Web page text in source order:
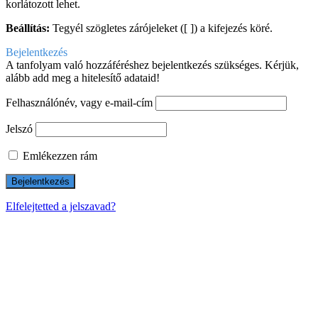
korlátozott lehet.
Beállítás: Tegyél szögletes zárójeleket ([ ]) a kifejezés köré.
Bejelentkezés
A tanfolyam való hozzáféréshez bejelentkezés szükséges. Kérjük,
alább add meg a hitelesítő adataid!
Felhasználónév, vagy e-mail-cím
Jelszó
Emlékezzen rám
Elfelejtetted a jelszavad?